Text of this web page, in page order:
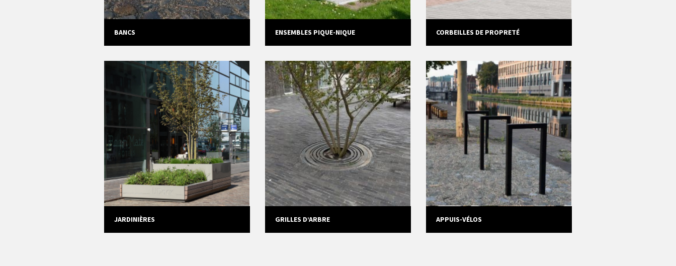
BANCS ENSEMBLES PIQUE-NIQUE CORBEILLES DE PROPRETÉ
JARDINIÈRES GRILLES D’ARBRE APPUIS-VÉLOS